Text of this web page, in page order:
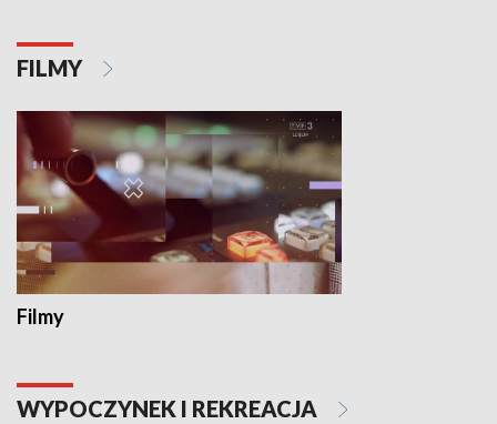
FILMY
Filmy
WYPOCZYNEK I REKREACJA